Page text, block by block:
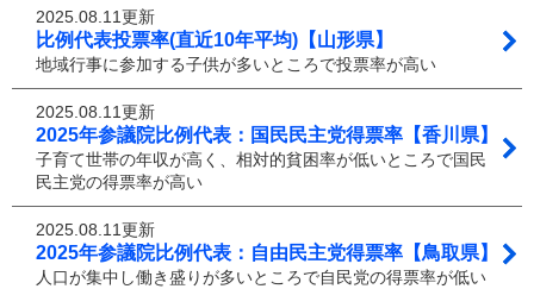
2025.08.11更新
比例代表投票率(直近10年平均)【山形県】
地域行事に参加する子供が多いところで投票率が高い
2025.08.11更新
2025年参議院比例代表：国民民主党得票率【香川県】
子育て世帯の年収が高く、相対的貧困率が低いところで国民
民主党の得票率が高い
2025.08.11更新
2025年参議院比例代表：自由民主党得票率【鳥取県】
人口が集中し働き盛りが多いところで自民党の得票率が低い